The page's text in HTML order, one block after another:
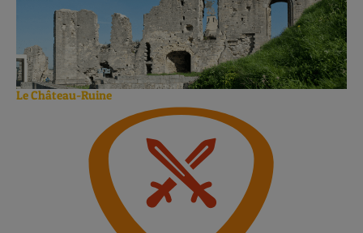
Le Château-Ruine